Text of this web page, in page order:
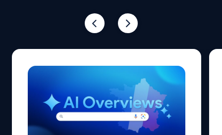
Profils de concurrents détaillés
Accédez à une fiche analytique pour chaque rival local.
marque par les clients pour adapter votre propre
positionnement.
Reporting et exports stratégiques